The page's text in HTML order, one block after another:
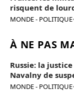
risquent de
MONDE - POLITIQUE•
À NE PAS
Russie: la
Navalny de
MONDE - POLITIQUE•